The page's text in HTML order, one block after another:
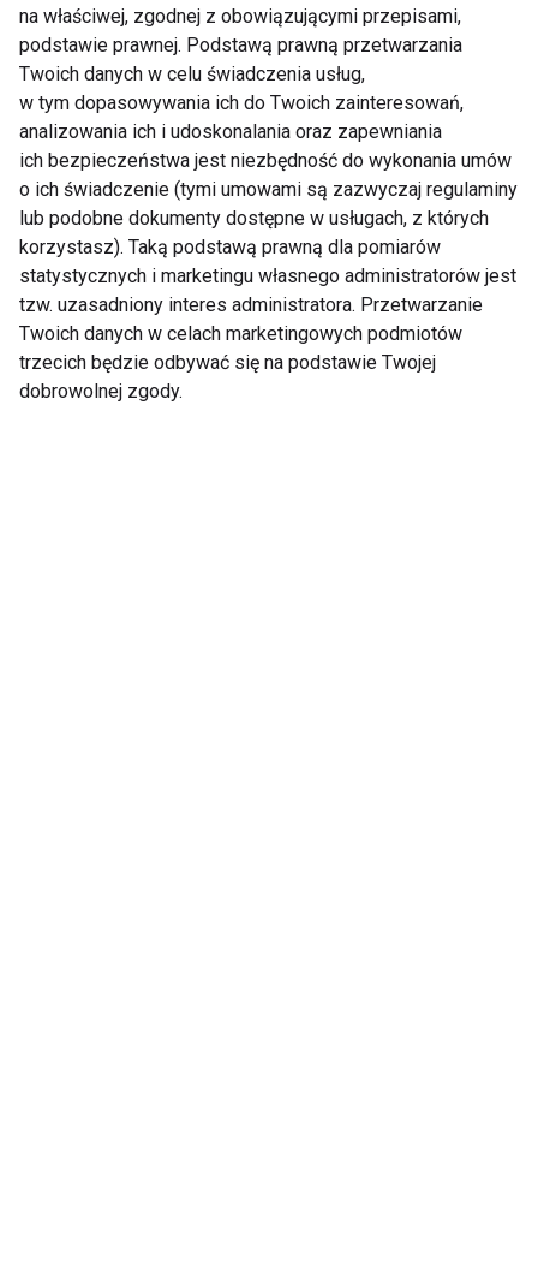
Z kanapy na matę – jak
zacząć, gdy brakuje
formy?
Sen sportowca – jak
poprawić jakość snu,
aby szybciej się
regenerować?
Majówkowe
na właściwej, zgodnej z obowiązującymi przepisami,
podstawie prawnej. Podstawą prawną przetwarzania
Twoich danych w celu świadczenia usług,
w tym dopasowywania ich do Twoich zainteresowań,
analizowania ich i udoskonalania oraz zapewniania
ich bezpieczeństwa jest niezbędność do wykonania umów
o ich świadczenie (tymi umowami są zazwyczaj regulaminy
lub podobne dokumenty dostępne w usługach, z których
korzystasz). Taką podstawą prawną dla pomiarów
statystycznych i marketingu własnego administratorów jest
tzw. uzasadniony interes administratora. Przetwarzanie
Twoich danych w celach marketingowych podmiotów
trzecich będzie odbywać się na podstawie Twojej
dobrowolnej zgody.